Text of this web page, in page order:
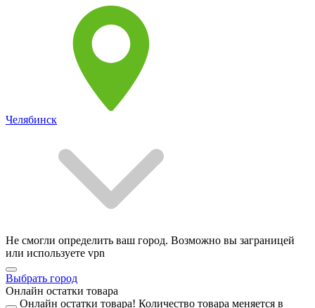
Челябинск
Не смогли определить ваш город. Возможно вы заграницей
или используете vpn
Выбрать город
Онлайн остатки товара
Онлайн остатки товара! Количество товара меняется в